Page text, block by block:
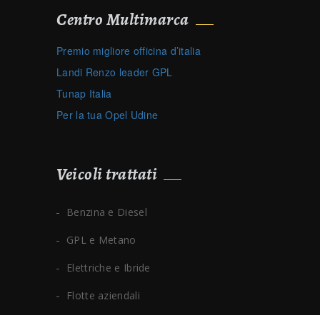
Centro Multimarca
Premio migliore officina d’italia
Landi Renzo leader GPL
Tunap Italia
Per la tua Opel Udine
Veicoli trattati
Benzina e Diesel
GPL e Metano
Elettriche e Ibride
Flotte aziendali